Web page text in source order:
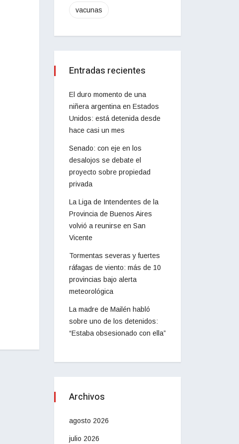
vacunas
Entradas recientes
El duro momento de una
niñera argentina en Estados
Unidos: está detenida desde
hace casi un mes
Senado: con eje en los
desalojos se debate el
proyecto sobre propiedad
privada
La Liga de Intendentes de la
Provincia de Buenos Aires
volvió a reunirse en San
Vicente
Tormentas severas y fuertes
ráfagas de viento: más de 10
provincias bajo alerta
meteorológica
La madre de Mailén habló
sobre uno de los detenidos:
“Estaba obsesionado con ella”
Archivos
agosto 2026
julio 2026